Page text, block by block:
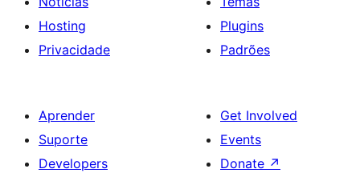
Hosting
Privacidade
Plugins
Padrões
Aprender
Suporte
Developers
Get Involved
Events
Donate ↗